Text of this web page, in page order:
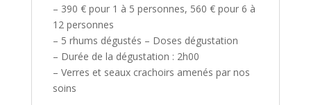
– 390 € pour 1 à 5 personnes, 560 € pour 6 à
12 personnes
– 5 rhums dégustés – Doses dégustation
– Durée de la dégustation : 2h00
– Verres et seaux crachoirs amenés par nos
soins